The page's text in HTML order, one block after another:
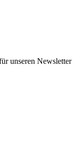
unseren Newsletter